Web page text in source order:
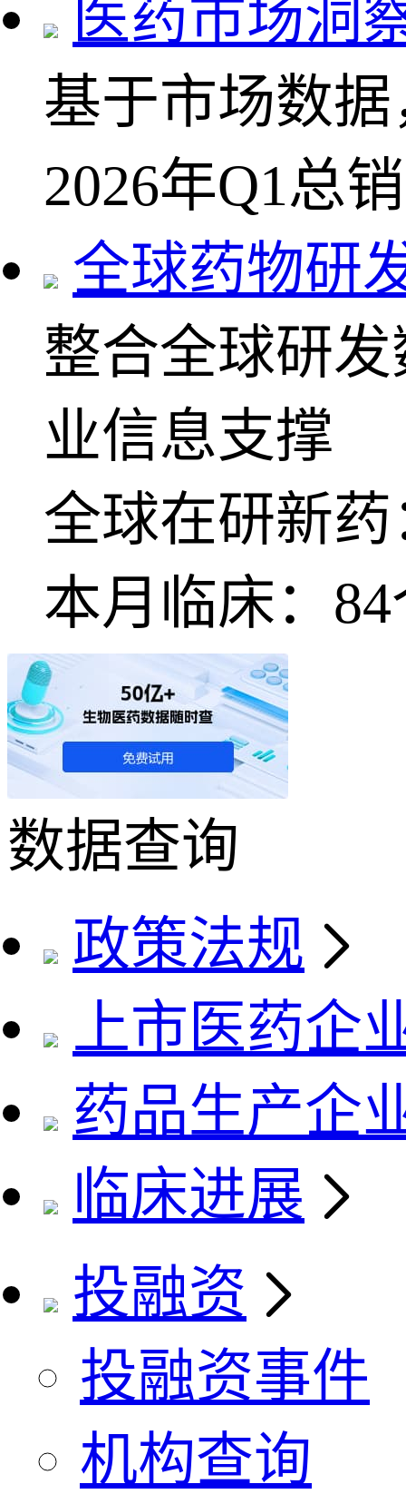
医药市场洞
基于市场数
2026年Q1总
全球药物研
整合全球研
业信息支撑
全球在研新药
本月临床： 84
数据查询
政策法规
上市医药企
药品生产企
临床进展
投融资
投融资事件
机构查询